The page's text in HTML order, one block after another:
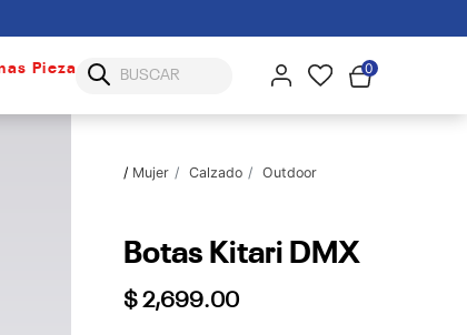
Piezas 0
Mujer Calzado Outdoor
Botas Kitari DMX
$ 2,699.00